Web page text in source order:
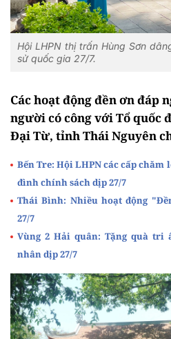
Hội LHPN thị trấn Hùng Sơn
sử quốc gia 27/7.
Các hoạt động đền ơn đáp
người có công với Tổ quốc
Đại Từ, tỉnh Thái Nguyên
Bến Tre: Hội LHPN các cấp chăm
đình chính sách dịp 27/7
Thái Bình: Nhiều hoạt động
27/7
Vùng 2 Hải quân: Tặng quà tri
nhân dịp 27/7